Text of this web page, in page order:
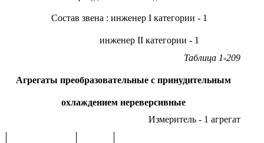
Состав звена : инженерI категории - 1
инженер IIкатегории - 1
Таблица 1-209
Агрегаты преобразовательные с принудительным
охлаждением нереверсивные
Измеритель - 1 агрегат